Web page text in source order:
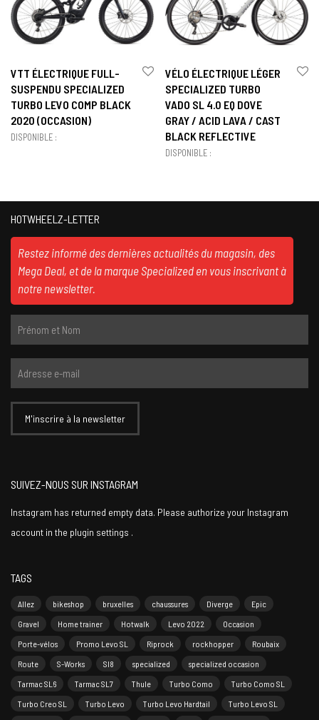
VTT ÉLECTRIQUE FULL-
SUSPENDU SPECIALIZED
TURBO LEVO COMP BLACK
2020 (OCCASION)
DISPONIBLE :
VÉLO ÉLECTRIQUE LÉGER
SPECIALIZED TURBO
VADO SL 4.0 EQ DOVE
GRAY / ACID LAVA / CAST
BLACK REFLECTIVE
DISPONIBLE :
HOTWHEELZ-LETTER
Restez informé des dernières actualités du magasin, des
Mega Deal, et de la marque Specialized en vous inscrivant à
notre newsletter.
SUIVEZ-NOUS SUR INSTAGRAM
Instagram has returned empty data. Please authorize your Instagram
account in the plugin settings .
TAGS
Allez bikeshop bruxelles chaussures Diverge
Epic
Gravel
Home trainer Hotwalk Levo 2022
Occasion
Porte-vélos
Promo Levo SL Riprock rockhopper
Roubaix
Route
S-Works Sl8 specialized
specialized occasion
Tarmac SL6
Tarmac SL7 Thule Turbo Como
Turbo Como SL
Turbo Creo SL
Turbo Levo Turbo Levo Hardtail
Turbo Levo SL